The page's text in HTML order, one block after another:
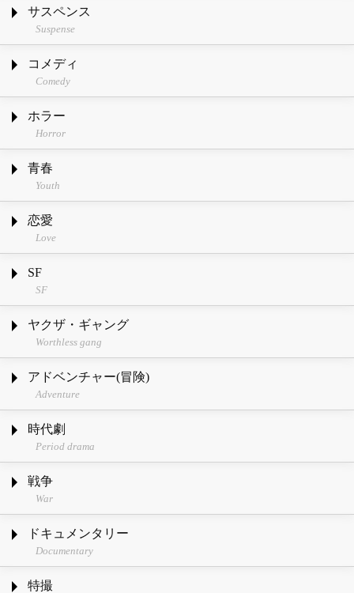
サスペンス
Suspense
コメディ
Comedy
ホラー
Horror
青春
Youth
恋愛
Love
SF
SF
ヤクザ・ギャング
Worthless gang
アドベンチャー(冒険)
Adventure
時代劇
Period drama
戦争
War
ドキュメンタリー
Documentary
特撮